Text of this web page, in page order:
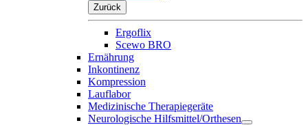
Zurück
Ergoflix
Scewo BRO
Ernährung
Inkontinenz
Kompression
Lauflabor
Medizinische Therapiegeräte
Neurologische Hilfsmittel/Orthesen